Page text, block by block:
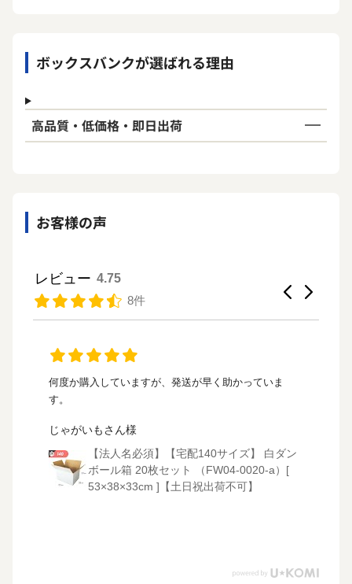
ボックスバンクが選ばれる理由
高品質・低価格・即日出荷
お客様の声
レビュー 4.75
8件
満足です。サイズも取っ手も便利で、またリピートし
ます。
saimon様
【宅配140サイズ / 取っ手穴付】 定番ダン
ボール箱 10枚セット （FD04-0010-g）[
53×38×33cm ]